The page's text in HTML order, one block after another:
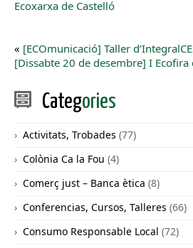
Ecoxarxa de Castelló
« [ECOmunicació] Taller
[Dissabte 20 de desembre] I Ecofira
Categories
Activitats, Trobades (77)
Colònia Ca la Fou (4)
Comerç just – Banca ètica (8)
Conferencias, Cursos, Talleres (66)
Consumo Responsable Local (72)